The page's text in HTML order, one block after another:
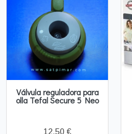
Válvula reguladora para
olla Tefal Secure 5 Neo
12,50 €